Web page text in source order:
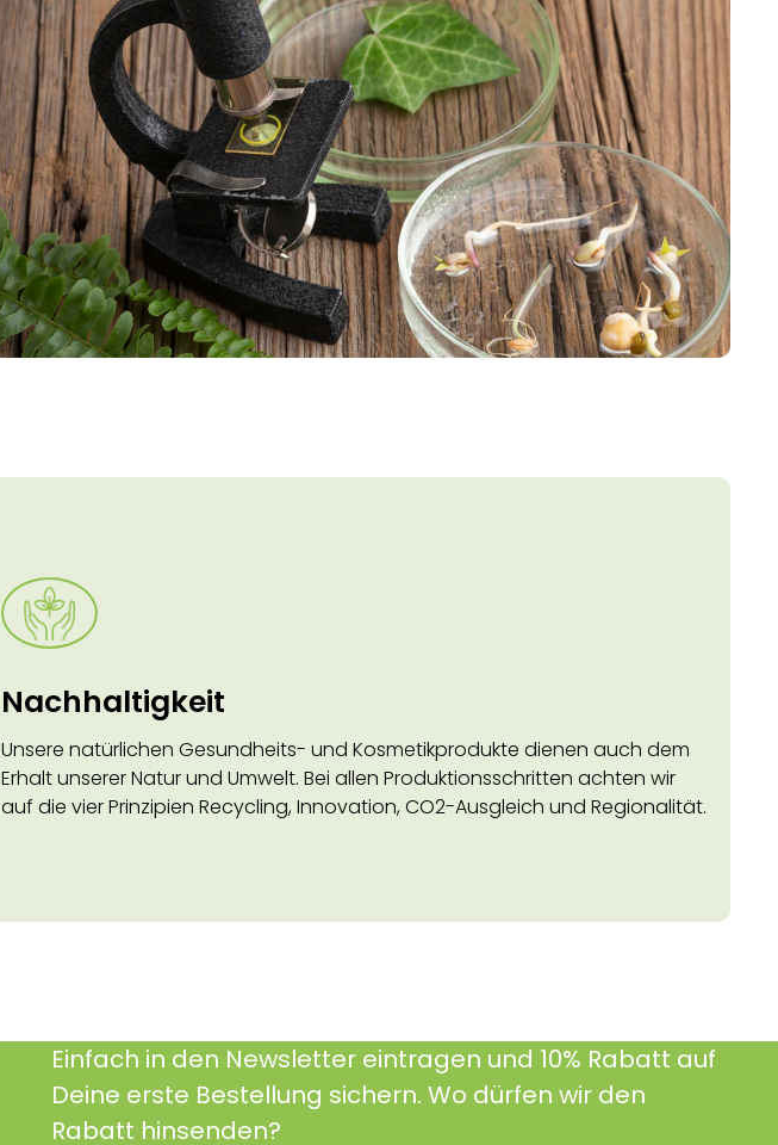
Nachhaltigkeit
Unsere natürlichen Gesundheits- und Kosmetikprodukte dienen auch dem
Erhalt unserer Natur und Umwelt. Bei allen Produktionsschritten achten wir
auf die vier Prinzipien Recycling, Innovation, CO2-Ausgleich und Regionalität.
Einfach in den Newsletter eintragen und 10% Rabatt auf
Deine erste Bestellung sichern. Wo dürfen wir den
Rabatt hinsenden?